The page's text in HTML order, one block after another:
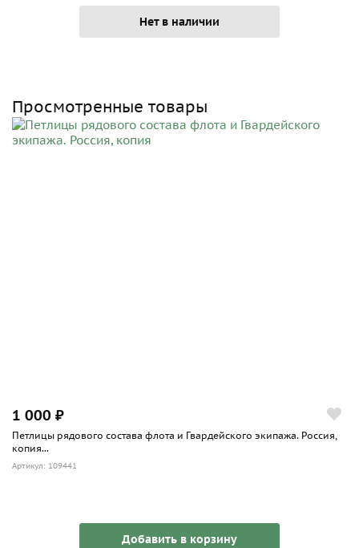
Нет в наличии
Просмотренные товары
1 000 ₽
Петлицы рядового состава флота и Гвардейского экипажа. Россия,
копия...
Артикул: 109441
Добавить в корзину